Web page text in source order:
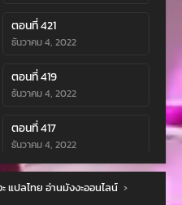
ตอนที่ 421
ธันวาคม 4, 2022
ตอนที่ 419
ธันวาคม 4, 2022
ตอนที่ 417
ธันวาคม 4, 2022
ตอนที่ 415
ธันวาคม 4, 2022
แปลไทย อ่านมังงะออนไลน์ ›